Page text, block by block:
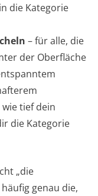
die Kategorie
– für alle, die
der Oberfläche
tief dein
die Kategorie
„die
genau die,